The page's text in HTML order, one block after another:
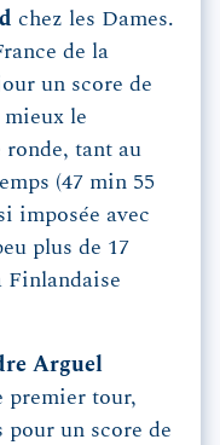
chez les Dames.
de la
un score de
mieux le
ronde, tant au
(47 min 55
imposée avec
plus de 17
Finlandaise
Arguel
premier tour,
pour un score de